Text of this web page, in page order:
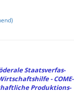
Staats­ver­fas­
- CO­ME­
Pro­duk­ti­ons­